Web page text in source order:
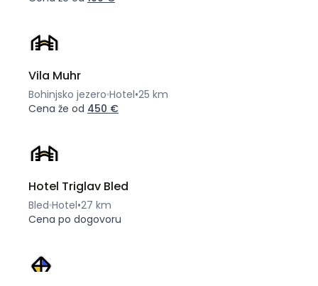
Vila Muhr
Bohinjsko jezero Hotel•25 km
Cena že od 450 €
Hotel Triglav Bled
Bled Hotel•27 km
Cena po dogovoru